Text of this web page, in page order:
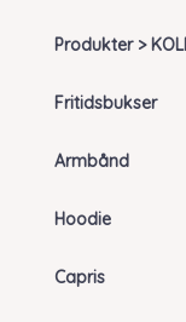
Produkter >
Fritidsbukser
Armbånd
Hoodie
Capris